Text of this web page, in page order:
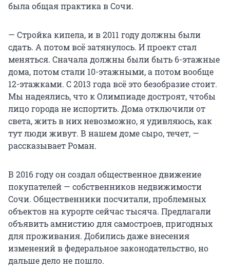
была общая практика в Сочи.
— Стройка кипела, и в 2011 году должны были
сдать. А потом всё затянулось. И проект стал
меняться. Сначала должны были быть 6-этажные
дома, потом стали 10-этажными, а потом вообще
12-этажками. С 2013 года всё это безобразие стоит.
Мы надеялись, что к Олимпиаде достроят, чтобы
лицо города не испортить. Дома отключили от
света, жить в них невозможно, я удивляюсь, как
тут люди живут. В нашем доме сыро, течет, —
рассказывает Роман.
В 2016 году он создал общественное движение
покупателей — собственников недвижимости
Сочи. Общественники посчитали, проблемных
объектов на курорте сейчас тысяча. Предлагали
объявить амнистию для самостроев, пригодных
для проживания. Добились даже внесения
изменений в федеральное законодательство, но
дальше дело не пошло.